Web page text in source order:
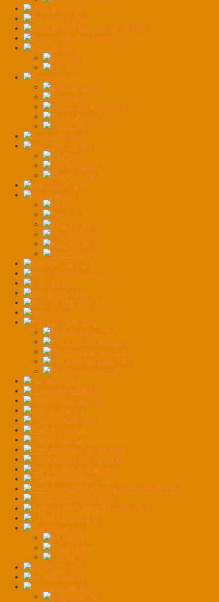
Dụng cụ bắt vít
Dụng cụ cầm tay
Dụng cụ cầm tay dùng pin và điện
Dụng cụ cầm tay Toptul
Dụng cụ cắt
Dao gấp
Kìm cắt
Dụng cụ đo
Máy cân Laser
Thước cặp
Thước dây, thước kéo
Thước đo góc
Thước thuỷ
Dụng cụ rửa xe
Đầu Tuýp các loại
Đầu tuýp
Tay vặn nhanh
Thanh nối dài
Đèn LED tổ ong
Kềm các loại
Bộ kìm
Kềm cắt
Kềm mỏ quạ
Kềm mũi bằng
Kềm mũi nhọn
Kiềm tuốc dây
Kích Đội Thủy Lực
Máy bắn đá khô CO2
Máy chà sàn
Máy Ép thủy lực
MÁY RA VÀO LỐP XE
Máy rửa xe
Phụ kiện - phụ tùng
Phụ cầu nâng 1 trụ
Phụ tùng cầu cắt kéo
Phụ tùng cầu nâng 2 trụ
Phụ tùng cầu nâng 4 trụ
Phụ tùng phòng sơn
Tay Quay 360
Thang nhôm YUMITA
Thiết bị bơm dầu mỡ
thiết bị chà nhá
Thiết bị chiếu sáng
Thiết bị Gara cũ
Thiết bị hút bụi
Thiết bị hút bụi và chà nhám
Thiết Bị Láng Đĩa Phanh Xe
Thiết bị nâng hạ cầu nâng
Thiết Bị Ngành Điện Lạnh
Thiết bị sạc khởi động và kiểm tra bình điện
Thùng, túi đựng đồ nghề
Tủ Đựng Hóa Chất Chống Cháy Nổ
Tủ hấp đèn pha ô tô
Tua vít các loại
Bộ tua vít
Tua vít bake
Tua vít dẹp
Xe Đẩy Dụng Cụ
Xe Nằm Sửa Xe
YDụng cụ các loại
Máy khoan Pin